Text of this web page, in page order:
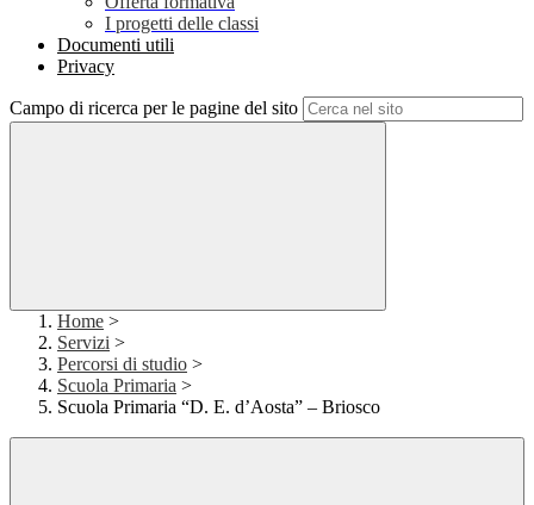
I progetti delle classi
Documenti utili
Privacy
Campo di ricerca per le pagine del sito
Home >
Servizi >
Percorsi di studio >
Scuola Primaria >
Scuola Primaria “D. E. d’Aosta” – Briosco